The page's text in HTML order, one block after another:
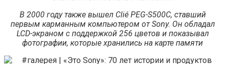
В 2000 году также вышел Clié PEG-S500C, ставший
первым карманным компьютером от Sony. Он обладал
LCD-экраном с поддержкой 256 цветов и показывал
фотографии, которые хранились на карте памяти